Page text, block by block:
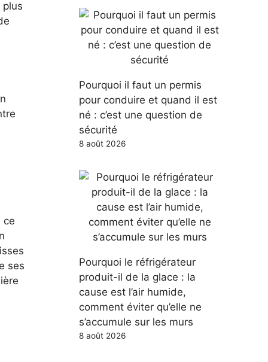
plus
ce
ses
Pourquoi il faut un permis
pour conduire et quand il est
né : c’est une question de
sécurité
8 août 2026
Pourquoi le réfrigérateur
produit-il de la glace : la
cause est l’air humide,
comment éviter qu’elle ne
s’accumule sur les murs
8 août 2026